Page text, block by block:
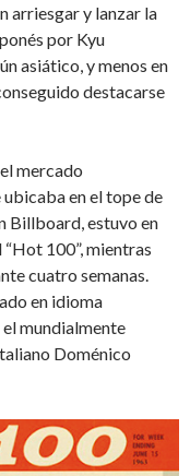
arriesgar y lanzar la
por Kyu
asiático, y menos en
destacarse
mercado
ubicaba en el tope de
Billboard, estuvo en
100”, mientras
cuatro semanas.
en idioma
mundialmente
Doménico